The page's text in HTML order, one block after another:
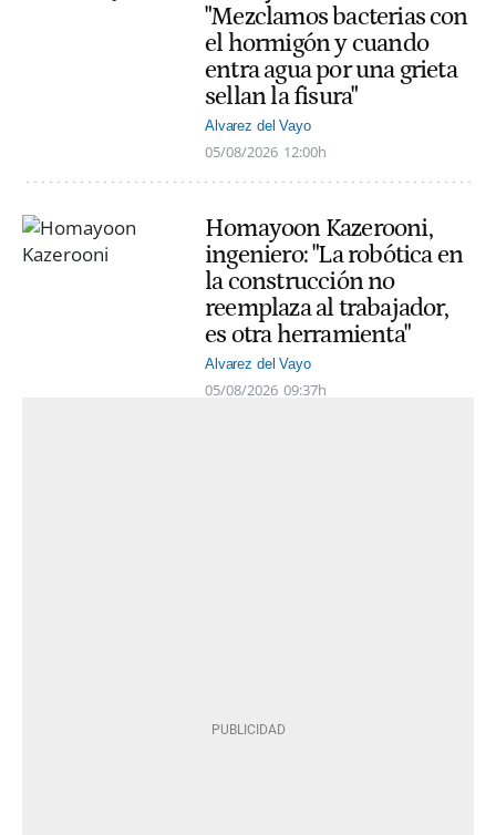
"Mezclamos bacterias con
el hormigón y cuando
entra agua por una grieta
sellan la fisura"
Alvarez del Vayo
05/08/2026 12:00h
Homayoon Kazerooni,
ingeniero: "La robótica en
la construcción no
reemplaza al trabajador,
es otra herramienta"
Alvarez del Vayo
05/08/2026 09:37h